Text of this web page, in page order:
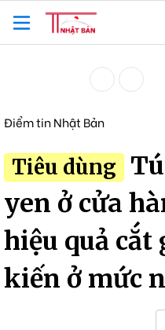
Điểm tin Nhật Bản
Tiêu dùng
yen ở cửa
hiệu quả cắt
kiến ở mức